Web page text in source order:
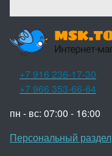
+7 916 236-17-30
+7 966 353-66-64
пн - вс: 07:00 - 16:00
Персональный раздел